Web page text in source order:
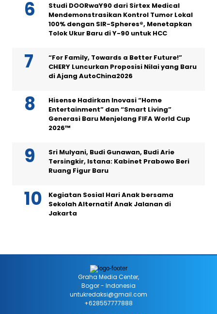
Studi DOORwaY90 dari Sirtex Medical
Mendemonstrasikan Kontrol Tumor Lokal
100% dengan SIR-Spheres®, Menetapkan
Tolok Ukur Baru di Y-90 untuk HCC
“For Family, Towards a Better Future!”
CHERY Luncurkan Proposisi Nilai yang Baru
di Ajang AutoChina2026
Hisense Hadirkan Inovasi “Home
Entertainment” dan “Smart Living”
Generasi Baru Menjelang FIFA World Cup
2026™
Sri Mulyani, Budi Gunawan, Budi Arie
Tersingkir, Istana: Kabinet Prabowo Beri
Ruang Figur Baru
Kegiatan Sosial Hari Anak bersama
Sekolah Alternatif Anak Jalanan di
Jakarta
Graha Media Center,
Bogor - Indonesia
untukredaksi@gmail.com
+628557777888